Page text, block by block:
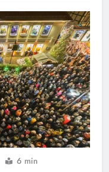
6 min